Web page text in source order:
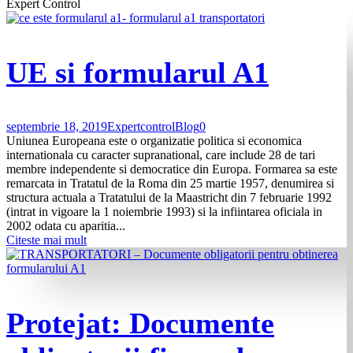
Expert Control
UE si formularul A1
septembrie 18, 2019ExpertcontrolBlog0
Uniunea Europeana este o organizatie politica si economica
internationala cu caracter supranational, care include 28 de tari
membre independente si democratice din Europa. Formarea sa este
remarcata in Tratatul de la Roma din 25 martie 1957, denumirea si
structura actuala a Tratatului de la Maastricht din 7 februarie 1992
(intrat in vigoare la 1 noiembrie 1993) si la infiintarea oficiala in
2002 odata cu aparitia...
Citeste mai mult
Protejat: Documente